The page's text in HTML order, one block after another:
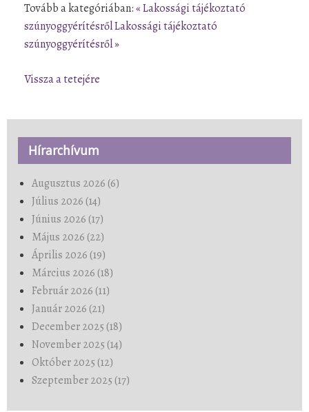
Tovább a kategóriában:« Lakossági tájékoztató
szúnyoggyérítésrőlLakossági tájékoztató
szúnyoggyérítésről »
Vissza a tetejére
Hírarchívum
Augusztus 2026 (6)
Július 2026 (14)
Június 2026 (17)
Május 2026 (22)
Április 2026 (19)
Március 2026 (18)
Február 2026 (11)
Január 2026 (21)
December 2025 (18)
November 2025 (14)
Október 2025 (12)
Szeptember 2025 (17)